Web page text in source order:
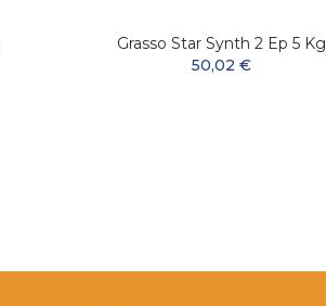
Grasso Star Synth 2 Ep 5 Kg
50,02 €